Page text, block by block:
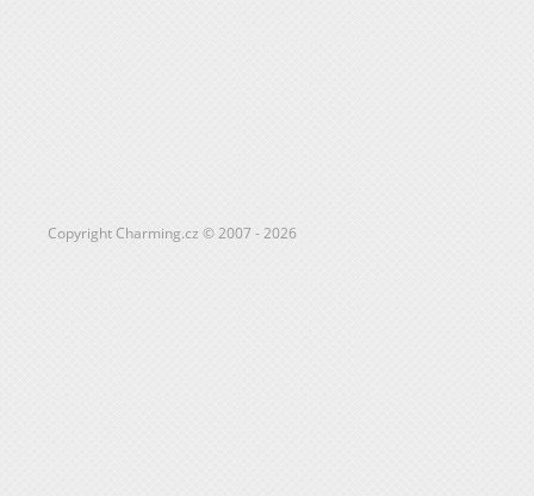
Copyright Charming.cz © 2007 - 2026